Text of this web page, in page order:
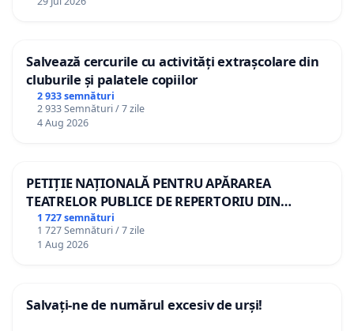
Salvează cercurile cu activități extrașcolare din
cluburile și palatele copiilor
2 933 semnături
2 933 Semnături / 7 zile
4 Aug 2026
PETIȚIE NAȚIONALĂ PENTRU APĂRAREA
TEATRELOR PUBLICE DE REPERTORIU DIN
ROMÂNIA
1 727 semnături
1 727 Semnături / 7 zile
1 Aug 2026
Salvați-ne de numărul excesiv de urși!